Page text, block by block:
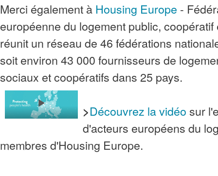
Merci également à Housing Europe -
européenne du logement public, coopératif
réunit un réseau de 46 fédérations
soit environ 43 000 fournisseurs de
sociaux et coopératifs dans 25 pays.
>Découvrez la vidéo sur
d'acteurs européens du
membres d'Housing Europe.